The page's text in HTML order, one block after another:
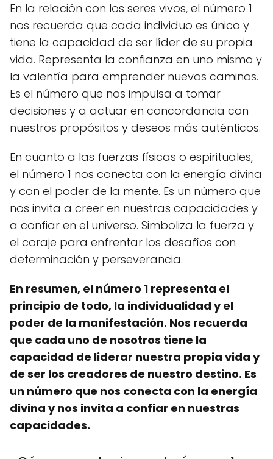
En la relación con los seres vivos, el número 1
nos recuerda que cada individuo es único y
tiene la capacidad de ser líder de su propia
vida. Representa la confianza en uno mismo y
la valentía para emprender nuevos caminos.
Es el número que nos impulsa a tomar
decisiones y a actuar en concordancia con
nuestros propósitos y deseos más auténticos.
En cuanto a las fuerzas físicas o espirituales,
el número 1 nos conecta con la energía divina
y con el poder de la mente. Es un número que
nos invita a creer en nuestras capacidades y
a confiar en el universo. Simboliza la fuerza y
el coraje para enfrentar los desafíos con
determinación y perseverancia.
En resumen, el número 1 representa el
principio de todo, la individualidad y el
poder de la manifestación. Nos recuerda
que cada uno de nosotros tiene la
capacidad de liderar nuestra propia vida y
de ser los creadores de nuestro destino. Es
un número que nos conecta con la energía
divina y nos invita a confiar en nuestras
capacidades.